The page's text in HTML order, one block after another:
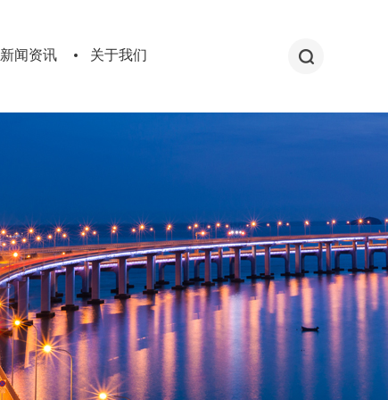
新闻资讯 关于我们